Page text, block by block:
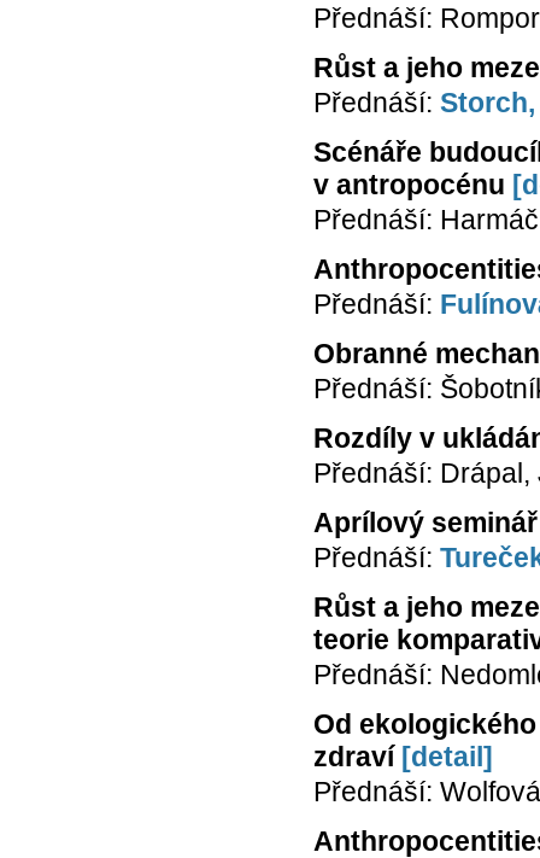
Přednáší:
Růst a jeho
Přednáší:
Scénáře
v antropocénu
Přednáší:
Přednáší:
Obranné
Přednáší:
Rozdíly v
Přednáší:
Aprílový
Přednáší:
Růst a jeho
teorie
Přednáší:
Od
zdraví [detail]
Přednáší: